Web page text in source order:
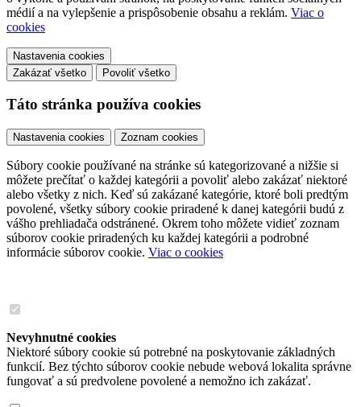
médií a na vylepšenie a prispôsobenie obsahu a reklám. Viac o
cookies
Nastavenia cookies
Zakázať všetko
Povoliť všetko
Táto stránka používa cookies
Nastavenia cookies Zoznam cookies
Súbory cookie používané na stránke sú kategorizované a nižšie si
môžete prečítať o každej kategórii a povoliť alebo zakázať niektoré
alebo všetky z nich. Keď sú zakázané kategórie, ktoré boli predtým
povolené, všetky súbory cookie priradené k danej kategórii budú z
vášho prehliadača odstránené. Okrem toho môžete vidieť zoznam
súborov cookie priradených ku každej kategórii a podrobné
informácie súborov cookie. Viac o cookies
Nevyhnutné cookies
Niektoré súbory cookie sú potrebné na poskytovanie základných
funkcií. Bez týchto súborov cookie nebude webová lokalita správne
fungovať a sú predvolene povolené a nemožno ich zakázať.